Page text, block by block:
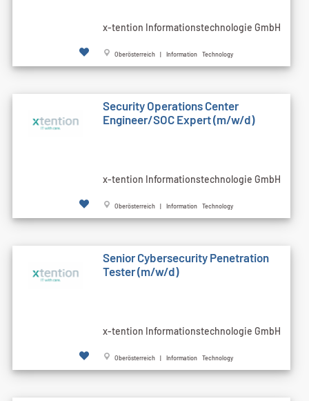
x-tention Informationstechnologie GmbH
Oberösterreich | Information Technology
Security Operations Center
Engineer/SOC Expert (m/w/d)
x-tention Informationstechnologie GmbH
Oberösterreich | Information Technology
Senior Cybersecurity Penetration
Tester (m/w/d)
x-tention Informationstechnologie GmbH
Oberösterreich | Information Technology